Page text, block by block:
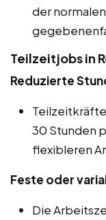
der
Teilzeitjobs in
Reduzierte
30 Stunden
flexibleren
Feste oder
Die